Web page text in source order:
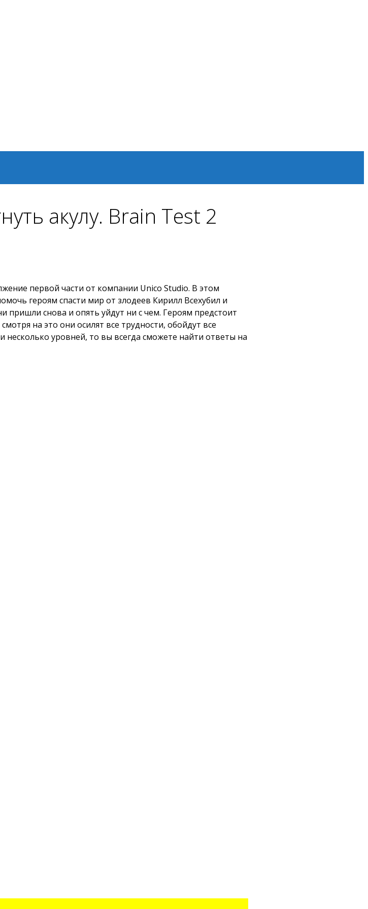
акулу. Brain Test 2
первой части от компании Unico Studio. В этом
героям спасти мир от злодеев Кирилл Всехубил и
снова и опять уйдут ни с чем. Героям предстоит
на это они осилят все трудности, обойдут все
уровней, то вы всегда сможете найти ответы на